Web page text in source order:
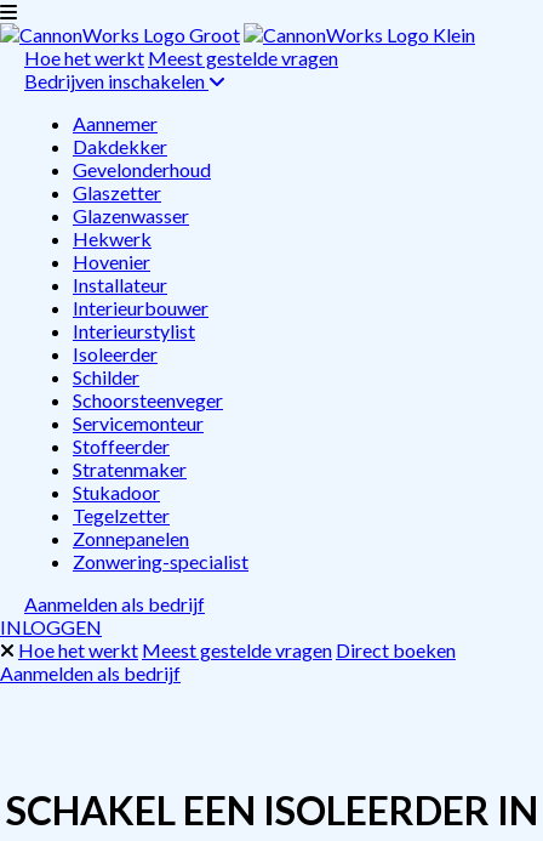
Hoe het werkt Meest gestelde vragen
Bedrijven inschakelen
Aannemer
Dakdekker
Gevelonderhoud
Glaszetter
Glazenwasser
Hekwerk
Hovenier
Installateur
Interieurbouwer
Interieurstylist
Isoleerder
Schilder
Schoorsteenveger
Servicemonteur
Stoffeerder
Stratenmaker
Stukadoor
Tegelzetter
Zonnepanelen
Zonwering-specialist
Aanmelden als bedrijf
INLOGGEN
Hoe het werkt Meest gestelde vragen Direct boeken
Aanmelden als bedrijf
SCHAKEL EEN ISOLEERDER IN